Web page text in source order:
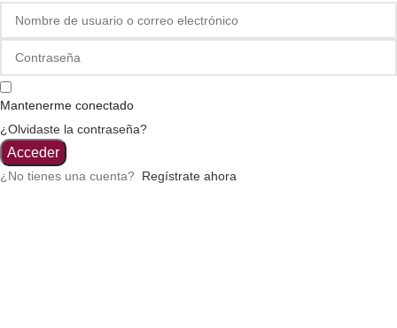
Mantenerme conectado
¿Olvidaste la contraseña?
Acceder
¿No tienes una cuenta? Regístrate ahora